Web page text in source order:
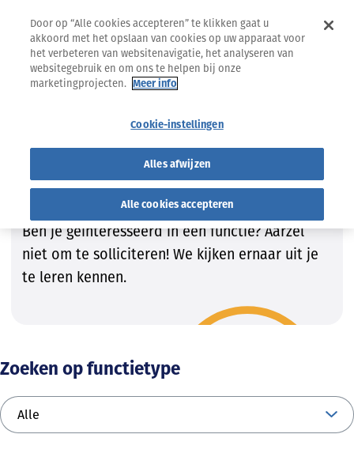
Vind de job die bij JOU past!
Wij zijn steeds op zoek naar getalenteerde
kandidaten om onze teams te vervolledigen.
Ben je geïnteresseerd in een functie? Aarzel
niet om te solliciteren! We kijken ernaar uit je
te leren kennen.
Zoeken op functietype
Door op “Alle cookies accepteren” te klikken gaat u
akkoord met het opslaan van cookies op uw apparaat voor
het verbeteren van websitenavigatie, het analyseren van
websitegebruik en om ons te helpen bij onze
marketingprojecten. Meer info
Cookie-instellingen
Alles afwijzen
Alle cookies accepteren